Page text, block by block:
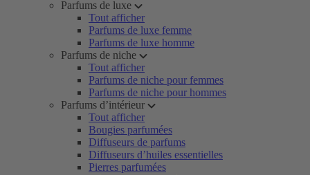
Parfums de luxe
Tout afficher
Parfums de luxe femme
Parfums de luxe homme
Parfums de niche
Tout afficher
Parfums de niche pour femmes
Parfums de niche pour hommes
Parfums d’intérieur
Tout afficher
Bougies parfumées
Diffuseurs de parfums
Diffuseurs d’huiles essentielles
Pierres parfumées